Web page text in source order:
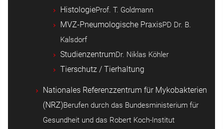
HistologieProf. T. Goldmann
MVZ-Pneumologische PraxisPD Dr. B.
Kalsdorf
StudienzentrumDr. Niklas Köhler
Tierschutz / Tierhaltung
Nationales Referenzzentrum für Mykobakterien
(NRZ)Berufen durch das Bundesministerium für
Gesundheit und das Robert Koch-Institut